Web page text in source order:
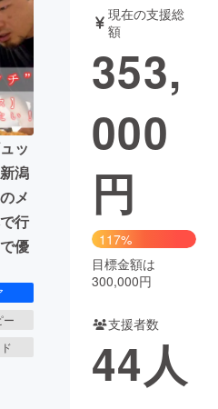
音楽
ェット ゲーム・サ
性化
CAMPFIRE Creation
コミュニティ
ッ
潟
メ
行
優
ー
現在の支援総
額
353,
000
円
117%
目標金額は
300,000円
支援者数
44人